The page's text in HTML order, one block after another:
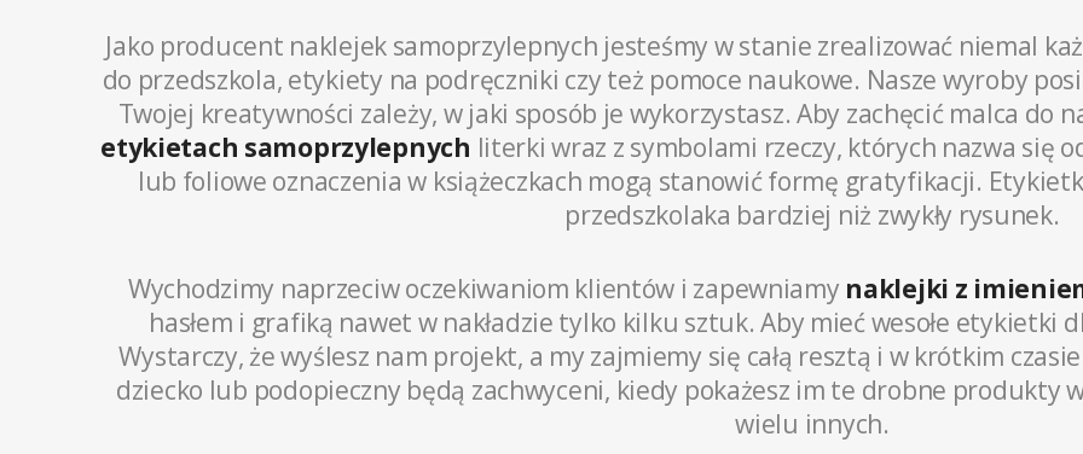
Jako producent naklejek samoprzylepnych jesteśmy w stanie zrealizować niemal
do przedszkola, etykiety na podręczniki czy też pomoce naukowe. Nasze wyroby
Twojej kreatywności zależy, w jaki sposób je wykorzystasz. Aby zachęcić malca do
etykietach samoprzylepnych literki wraz z symbolami rzeczy, których nazwa się
lub foliowe oznaczenia w książeczkach mogą stanowić formę gratyfikacji.
przedszkolaka bardziej niż zwykły rysunek.
Wychodzimy naprzeciw oczekiwaniom klientów i zapewniamy naklejki z
hasłem i grafiką nawet w nakładzie tylko kilku sztuk. Aby mieć wesołe etykietki
Wystarczy, że wyślesz nam projekt, a my zajmiemy się całą resztą i w krótkim
dziecko lub podopieczny będą zachwyceni, kiedy pokażesz im te drobne produkty
wielu innych.